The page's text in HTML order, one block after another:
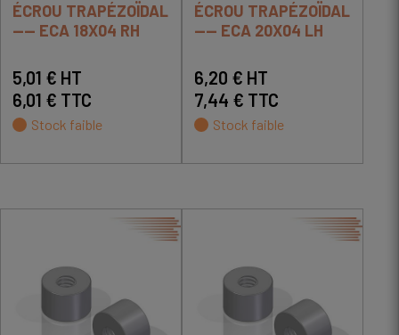
ÉCROU TRAPÉZOÏDAL
---- ECA 18X04 RH
5,01 € HT
6,01 € TTC
Stock faible
ÉCROU TRAPÉZOÏDAL
---- ECA 20X04 LH
6,20 € HT
7,44 € TTC
Stock faible